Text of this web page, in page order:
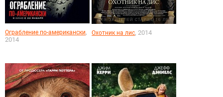
Ограбление по-американски,
2014
Охотник на лис, 2014